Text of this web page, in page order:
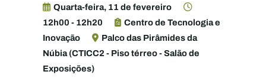
Quarta-feira, 11 de fevereiro
12h00 - 12h20
Centro de Tecnologia e
Inovação
Palco das Pirâmides da
Núbia (CTICC2 - Piso térreo - Salão de
Exposições)